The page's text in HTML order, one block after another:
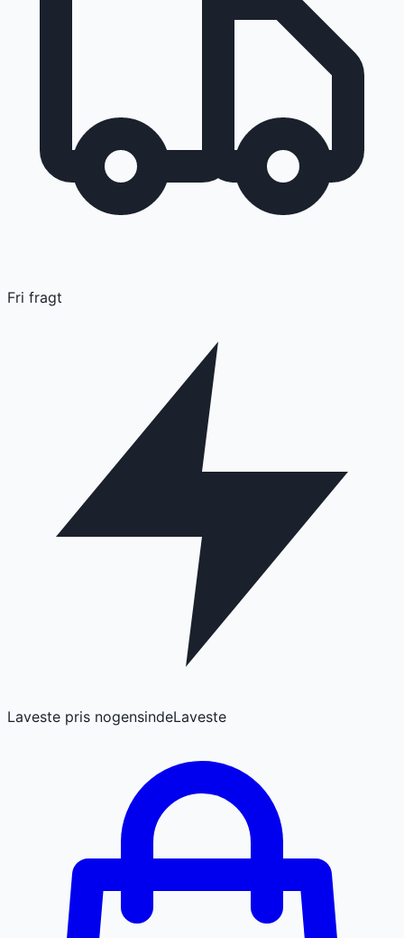
Fri fragt
Laveste pris nogensindeLaveste